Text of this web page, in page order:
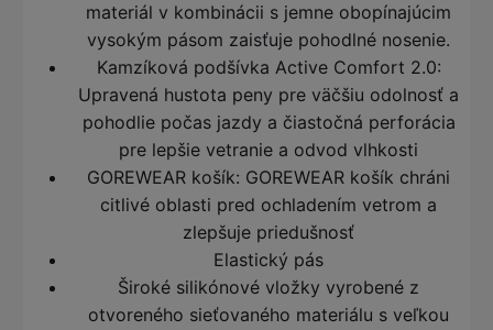
materiál v kombinácii s jemne obopínajúcim
vysokým pásom zaisťuje pohodlné nosenie.
Kamzíková podšívka Active Comfort 2.0:
Upravená hustota peny pre väčšiu odolnosť a
pohodlie počas jazdy a čiastočná perforácia
pre lepšie vetranie a odvod vlhkosti
GOREWEAR košík: GOREWEAR košík chráni
citlivé oblasti pred ochladením vetrom a
zlepšuje priedušnosť
Elastický pás
Široké silikónové vložky vyrobené z
otvoreného sieťovaného materiálu s veľkou